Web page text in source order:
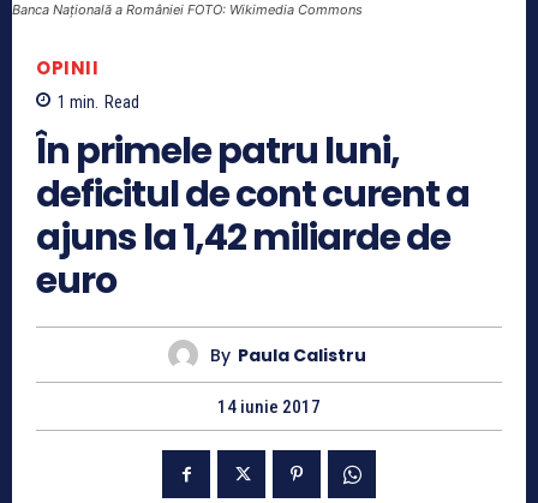
Banca Națională a României FOTO: Wikimedia Commons
OPINII
1 min. Read
În primele patru luni,
deficitul de cont curent a
ajuns la 1,42 miliarde de
euro
By Paula Calistru
14 iunie 2017